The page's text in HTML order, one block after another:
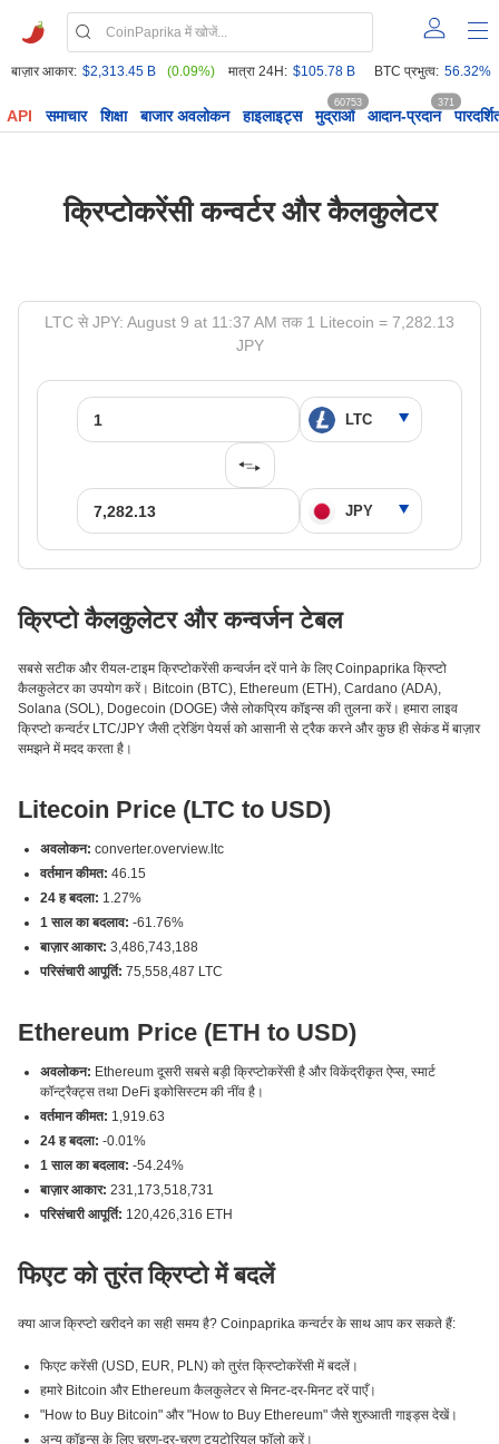
बाज़ार आकार: $2,313.45 B (0.09%) मात्रा 24H: $105.78 B BTC प्रभुत्व: 56.32%
API समाचार शिक्षा बाजार अवलोकन हाइलाइट्स मुद्राओं
60753
आदान-प्रदान
371
क्रिप्टोकरेंसी कन्वर्टर और कैलकुलेटर
LTC से JPY: August 9 at 11:37 AM तक 1 Litecoin = 7,282.13
JPY
क्रिप्टो कैलकुलेटर और कन्वर्जन टेबल
सबसे सटीक और रीयल-टाइम क्रिप्टोकरेंसी कन्वर्जन दरें पाने के लिए Coinpaprika क्रिप्टो
कैलकुलेटर का उपयोग करें। Bitcoin (BTC), Ethereum (ETH), Cardano (ADA),
Solana (SOL), Dogecoin (DOGE) जैसे लोकप्रिय कॉइन्स की तुलना करें। हमारा लाइव
क्रिप्टो कन्वर्टर LTC/JPY जैसी ट्रेडिंग पेयर्स को आसानी से ट्रैक करने और कुछ ही सेकंड में बाज़ार
समझने में मदद करता है।
Litecoin Price (LTC to USD)
अवलोकन: converter.overview.ltc
वर्तमान कीमत: 46.15
24 ह बदला: 1.27%
1 साल का बदलाव: -61.76%
बाज़ार आकार: 3,486,743,188
परिसंचारी आपूर्ति: 75,558,487 LTC
Ethereum Price (ETH to USD)
अवलोकन: Ethereum दूसरी सबसे बड़ी क्रिप्टोकरेंसी है और विकेंद्रीकृत ऐप्स, स्मार्ट
कॉन्ट्रैक्ट्स तथा DeFi इकोसिस्टम की नींव है।
वर्तमान कीमत: 1,919.63
24 ह बदला: -0.01%
1 साल का बदलाव: -54.24%
बाज़ार आकार: 231,173,518,731
परिसंचारी आपूर्ति: 120,426,316 ETH
फिएट को तुरंत क्रिप्टो में बदलें
क्या आज क्रिप्टो खरीदने का सही समय है? Coinpaprika कन्वर्टर के साथ आप कर सकते हैं:
फिएट करेंसी (USD, EUR, PLN) को तुरंत क्रिप्टोकरेंसी में बदलें।
हमारे Bitcoin और Ethereum कैलकुलेटर से मिनट-दर-मिनट दरें पाएँ।
"How to Buy Bitcoin" और "How to Buy Ethereum" जैसे शुरुआती गाइड्स देखें।
अन्य कॉइन्स के लिए चरण-दर-चरण ट्यूटोरियल फॉलो करें।